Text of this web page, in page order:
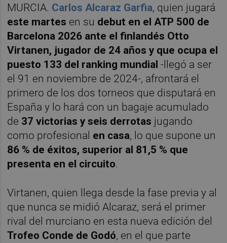
MURCIA. Carlos Alcaraz Garfia, quien jugará
este martes en su debut en el ATP 500 de
Barcelona 2026 ante el finlandés Otto
Virtanen, jugador de 24 años y que ocupa el
puesto 133 del ranking mundial -llegó a ser
el 91 en noviembre de 2024-, afrontará el
primero de los dos torneos que disputará en
España y lo hará con un bagaje acumulado
de 37 victorias y seis derrotas jugando
como profesional en casa, lo que supone un
86 % de éxitos, superior al 81,5 % que
presenta en el circuito.
Virtanen, quien llega desde la fase previa y al
que nunca se midió Alcaraz, será el primer
rival del murciano en esta nueva edición del
Trofeo Conde de Godó, en el que parte